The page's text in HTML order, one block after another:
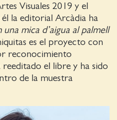
Visuales 2019 y el
la editorial Arcàdia ha
una mica d’aigua al palmell
es el proyecto con
reconocimiento
el libre y ha sido
de la muestra